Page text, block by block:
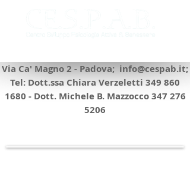
Via Ca' Magno 2 - Padova; info@cespab.it;
Tel: Dott.ssa Chiara Verzeletti 349 860
1680 - Dott. Michele B. Mazzocco347 276
5206